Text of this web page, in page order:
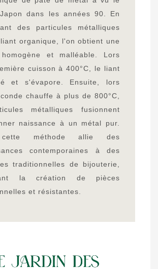
dans les années 90. En
des particules métalliques
organique, l'on obtient une
et malléable. Lors
cuisson à 400°C, le liant
et s'évapore. Ensuite, lors
chauffe à plus de 800°C,
métalliques fusionnent
naissance à un métal pur.
méthode allie des
contemporaines à des
traditionnelles de bijouterie,
la création de pièces
et résistantes.